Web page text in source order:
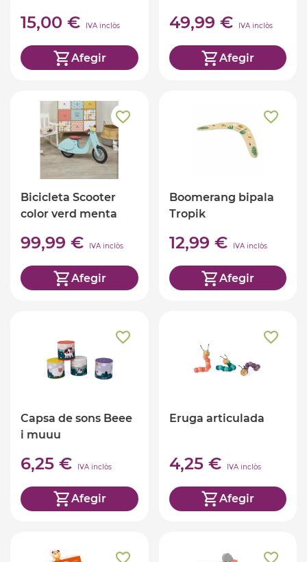
15,00 € IVA inclòs
Afegir
49,99 € IVA inclòs
Afegir
Bicicleta Scooter
color verd menta
99,99 € IVA inclòs
Afegir
Boomerang bipala
Tropik
12,99 € IVA inclòs
Afegir
Capsa de sons Beee
i muuu
6,25 € IVA inclòs
Afegir
Eruga articulada
4,25 € IVA inclòs
Afegir